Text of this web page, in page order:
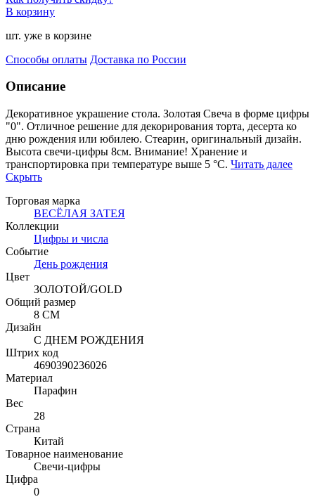
В корзину
шт. уже в корзине
Способы оплаты Доставка по России
Описание
Декоративное украшение стола. Золотая Свеча в форме цифры
"0". Отличное решение для декорирования торта, десерта ко
дню рождения или юбилею. Стеарин, оригинальный дизайн.
Высота свечи-цифры 8см. Внимание! Хранение и
транспортировка при температуре выше 5 °C. Читать далее
Скрыть
Торговая марка
ВЕСЁЛАЯ ЗАТЕЯ
Коллекции
Цифры и числа
Событие
День рождения
Цвет
ЗОЛОТОЙ/GOLD
Общий размер
8 СМ
Дизайн
С ДНЕМ РОЖДЕНИЯ
Штрих код
4690390236026
Материал
Парафин
Вес
28
Страна
Китай
Товарное наименование
Свечи-цифры
Цифра
0